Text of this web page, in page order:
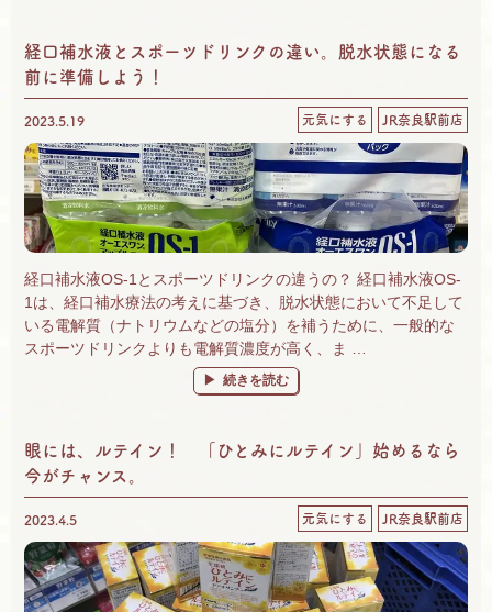
経口補水液とスポーツドリンクの違い。脱水状態になる
前に準備しよう！
2023.5.19 元気にする JR奈良駅前店
経口補水液OS-1とスポーツドリンクの違うの？ 経口補水液OS-
1は、経口補水療法の考えに基づき、脱水状態において不足して
いる電解質（ナトリウムなどの塩分）を補うために、一般的な
スポーツドリンクよりも電解質濃度が高く、ま …
“経口補水液とスポーツドリンクの違い。脱
続きを読む
眼には、ルテイン！ 「ひとみにルテイン」始めるなら
今がチャンス。
2023.4.5 元気にする JR奈良駅前店